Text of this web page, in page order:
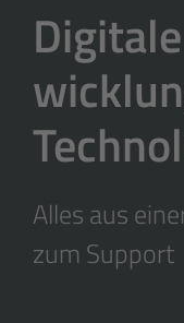
Alles aus
zum Support